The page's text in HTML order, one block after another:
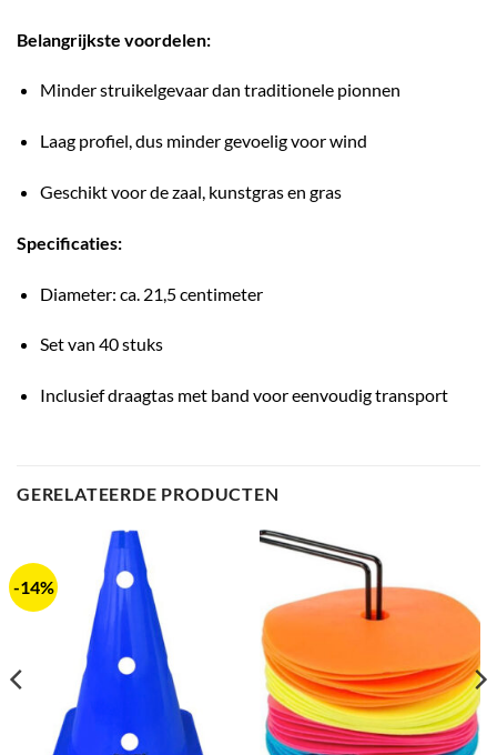
Belangrijkste voordelen:
Minder struikelgevaar dan traditionele pionnen
Laag profiel, dus minder gevoelig voor wind
Geschikt voor de zaal, kunstgras en gras
Specificaties:
Diameter: ca. 21,5 centimeter
Set van 40 stuks
Inclusief draagtas met band voor eenvoudig transport
GERELATEERDE PRODUCTEN
-14%